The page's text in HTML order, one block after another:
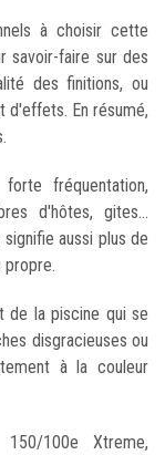
à choisir cette
savoir-faire sur des
des finitions, ou
d'effets. En résumé,
fréquentation,
d'hôtes, gites...
aussi plus de
de la piscine qui se
disgracieuses ou
à la couleur
100e Xtreme,